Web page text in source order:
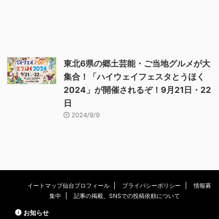
東北6県の郷土芸能・ご当地グルメが大
集合！「ハイウェイフェスタとうほく
2024」が開催されるぞ！9月21日・22
日
2024/9/9
イートマップ仙台プロフィール プライバシーポリシー
情報募
集中
記事の掲載、SNSでの投稿依頼について
お知らせ